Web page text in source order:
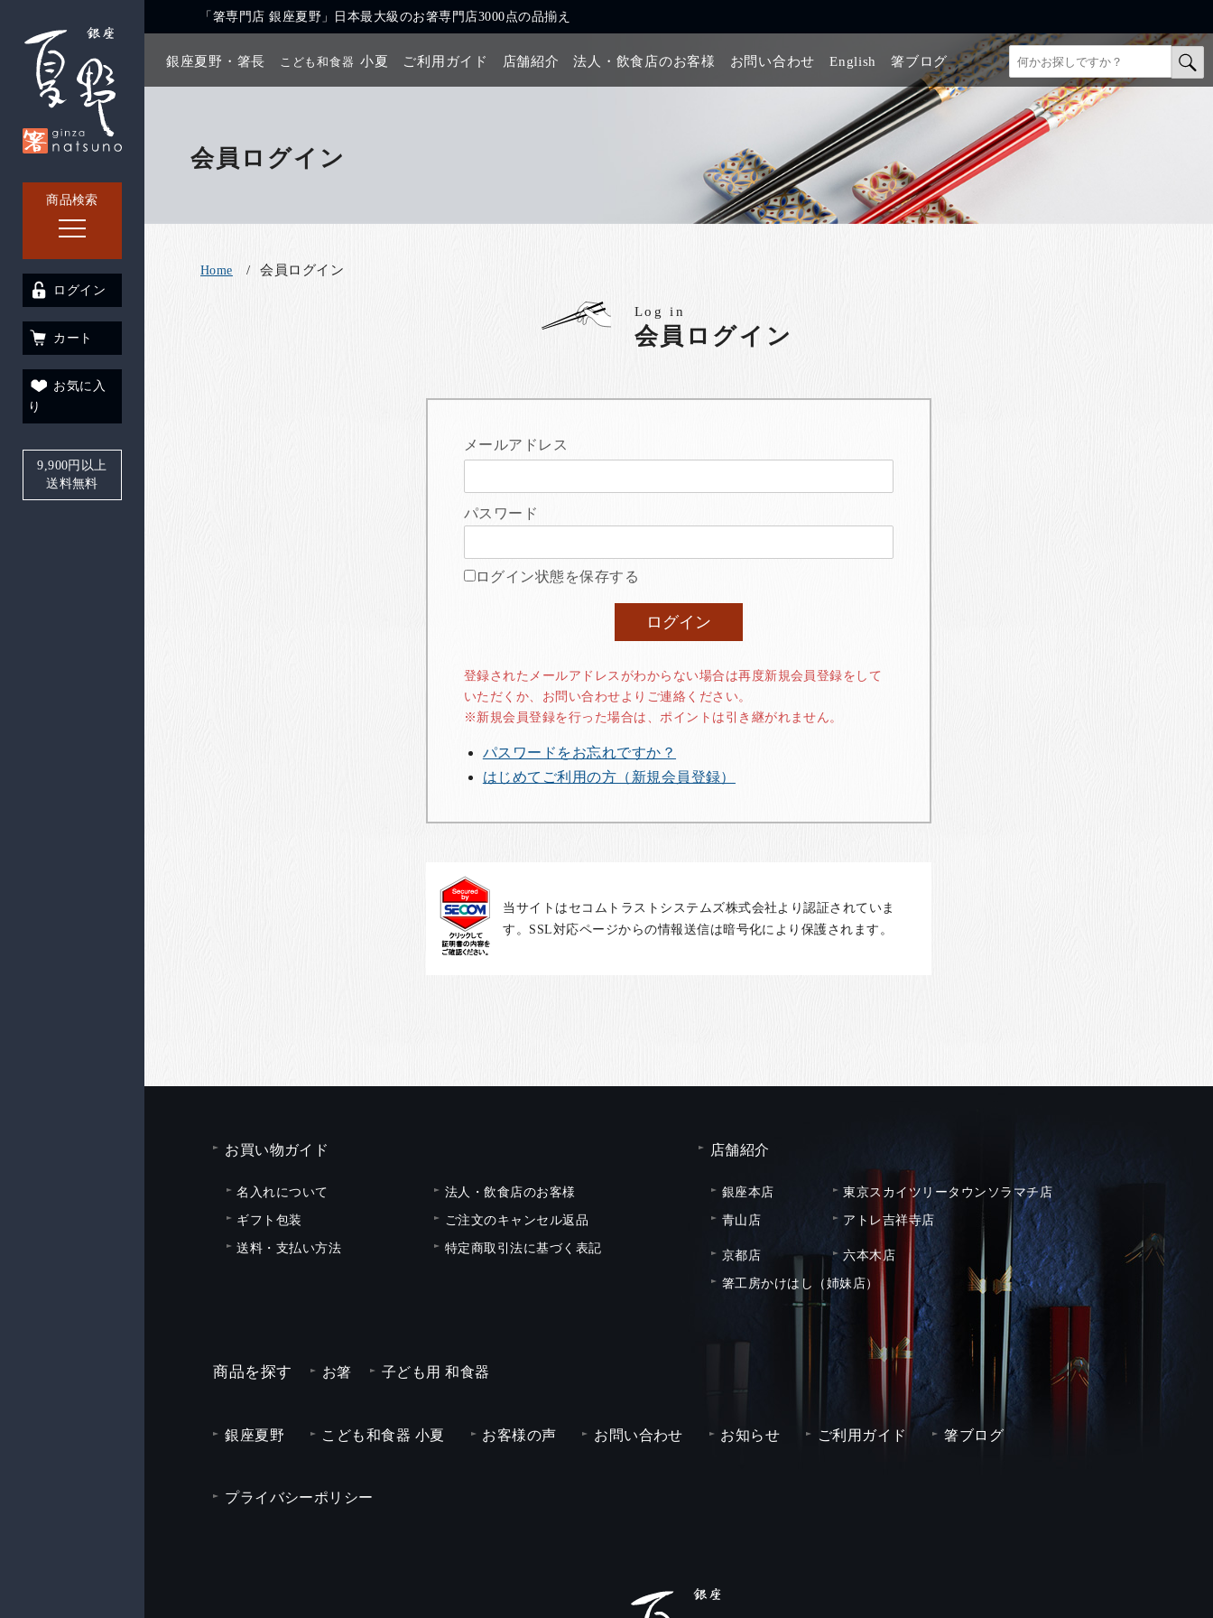
商品検索
「箸専門店 銀座夏野」日本最大級のお箸専門店3000点の品揃え
銀座夏野・箸長 こども和食器 小夏 ご利用ガイド 店舗紹介 法人・飲食店のお客様 お問い合わせ English 箸ブログ
ログイン
カート
お気に入
り
9,900円以上
送料無料
会員ログイン
Home 会員ログイン
Log in
会員ログイン
メールアドレス
パスワード
ログイン状態を保存する
登録されたメールアドレスがわからない場合は再度新規会員登録をして
いただくか、お問い合わせよりご連絡ください。
※新規会員登録を行った場合は、ポイントは引き継がれません。
パスワードをお忘れですか？
はじめてご利用の方（新規会員登録）
当サイトはセコムトラストシステムズ株式会社より認証されていま
す。SSL対応ページからの情報送信は暗号化により保護されます。
お買い物ガイド
名入れについて
法人・飲食店のお客様
ギフト包装
ご注文のキャンセル返品
送料・支払い方法
特定商取引法に基づく表記
店舗紹介
銀座本店
東京スカイツリータウンソラマチ店
青山店
アトレ吉祥寺店
京都店
六本木店
箸工房かけはし（姉妹店）
商品を探す お箸 子ども用 和食器
銀座夏野 こども和食器 小夏 お客様の声 お問い合わせ お知らせ ご利用ガイド 箸ブログ
プライバシーポリシー